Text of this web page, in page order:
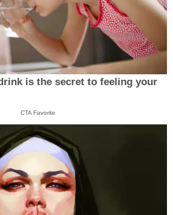
is the secret to feeling your
CTA Favorite